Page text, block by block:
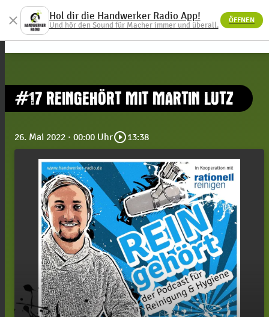
menu
#17 REINGEHÖRT MIT MARTIN LUTZ
26. Mai 2022 · 00:00 Uhrplay_circle_outline13:38
close Hol dir die Handwerker Radio App!
Und hör den Sound für Macher immer und überall.
ÖFFNEN